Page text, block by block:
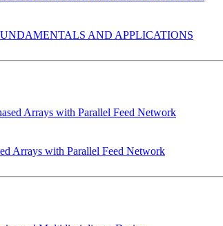
AND APPLICATIONS
Arrays with Parallel Feed Network